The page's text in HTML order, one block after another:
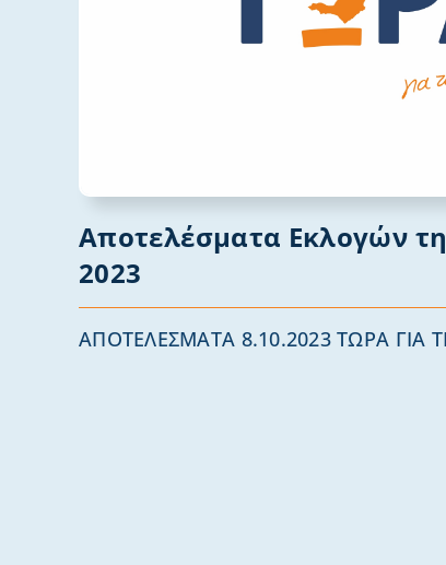
Αποτελέσματα Εκλογών
2023
ΑΠΟΤΕΛΕΣΜΑΤΑ 8.10.2023 ΤΩΡΑ ΓΙΑ